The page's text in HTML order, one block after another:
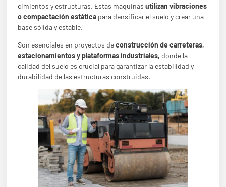
cimientos y estructuras. Estas máquinas utilizan vibraciones
o compactación estática para densificar el suelo y crear una
base sólida y estable.
Son esenciales en proyectos deconstrucción de carreteras,
estacionamientos y plataformasindustriales, donde la
calidad del suelo es crucial para garantizar la estabilidad y
durabilidad de las estructuras construidas.